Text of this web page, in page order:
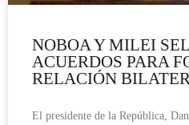
NOBOA Y MILEI
ACUERDOS PARA
RELACIÓN
El presidente de la República,